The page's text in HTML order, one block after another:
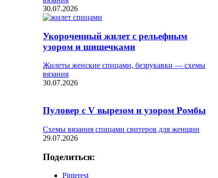
30.07.2026
Укороченный жилет с рельефным
узором и шишечками
Жилеты женские спицами, безрукавки — схемы
вязания
30.07.2026
Пуловер с V вырезом и узором Ромбы
Схемы вязания спицами свитеров для женщин
29.07.2026
Поделиться:
Pinterest